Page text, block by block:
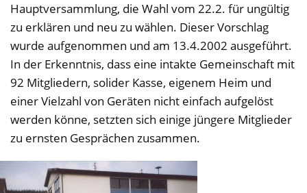
Hauptversammlung, die Wahl vom 22.2. für ungültig
zu erklären und neu zu wählen. Dieser Vorschlag
wurde aufgenommen und am 13.4.2002 ausgeführt.
In der Erkenntnis, dass eine intakte Gemeinschaft mit
92 Mitgliedern, solider Kasse, eigenem Heim und
einer Vielzahl von Geräten nicht einfach aufgelöst
werden könne, setzten sich einige jüngere Mitglieder
zu ernsten Gesprächen zusammen.